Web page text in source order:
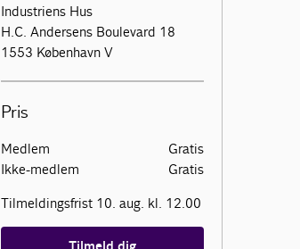
Industriens Hus
H.C. Andersens Boulevard 18
1553 København V
Pris
Medlem
Gratis
Ikke-medlem
Gratis
Tilmeldingsfrist 10. aug. kl. 12.00